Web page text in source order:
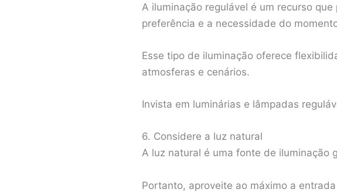
A iluminação regulável é um recurso
preferência e a necessidade do
Esse tipo de iluminação oferece
atmosferas e cenários.
Invista em luminárias e lâmpadas
6. Considere a luz natural
A luz natural é uma fonte de iluminação
Portanto, aproveite ao máximo a